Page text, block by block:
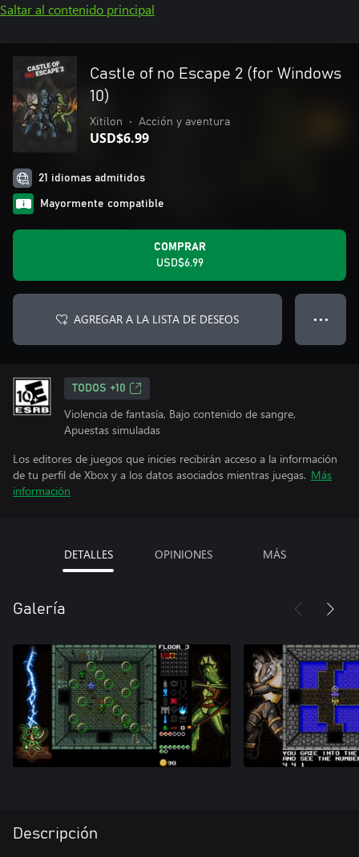
Saltar al contenido principal
Castle of no Escape 2 (for Windows
10)
Xitilon • Acción y aventura
USD$6.99
21 idiomas admitidos
Mayormente compatible
COMPRAR
USD$6.99
AGREGAR A LA LISTA DE DESEOS ● ● ●
TODOS +10
Violencia de fantasía, Bajo contenido de sangre,
Apuestas simuladas
Los editores de juegos que inicies recibirán acceso a la información
de tu perfil de Xbox y a los datos asociados mientras juegas. Más
información
DETALLES OPINIONES MÁS
Galería
Descripción